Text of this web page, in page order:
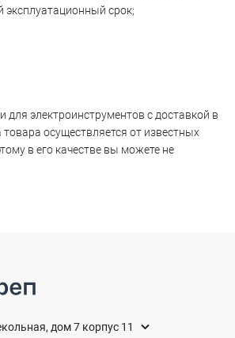
срок;
для электроинструментов с доставкой в
осуществляется от известных
в его качестве вы можете не
дом 7 корпус 11